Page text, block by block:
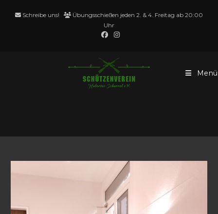
Inhalt Schreibe uns!
Übungsschießen jeden 2. & 4. Freitag ab 20:00
Uhr
Menü